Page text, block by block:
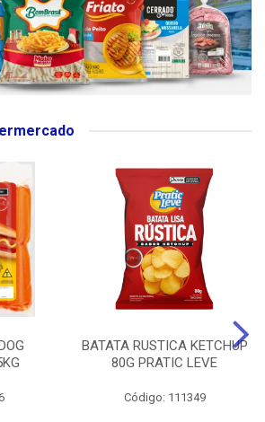
BATATA RUSTICA KETCHUP
80G PRATIC LEVE
Código: 111349